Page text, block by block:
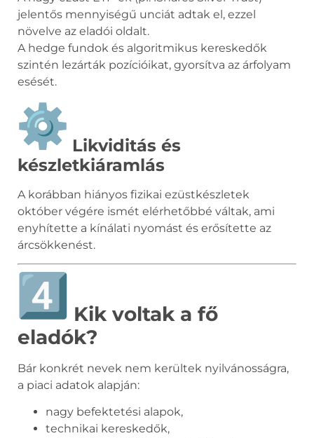
jelentős mennyiségű unciát adtak el, ezzel
növelve az eladói oldalt.
A hedge fundok és algoritmikus kereskedők
szintén lezárták pozícióikat, gyorsítva az árfolyam
esését.
Likviditás és
készletkiáramlás
A korábban hiányos fizikai ezüstkészletek
október végére ismét elérhetőbbé váltak, ami
enyhítette a kínálati nyomást és erősítette az
árcsökkenést.
Kik voltak a fő
eladók?
Bár konkrét nevek nem kerültek nyilvánosságra,
a piaci adatok alapján:
nagy befektetési alapok,
technikai kereskedők,